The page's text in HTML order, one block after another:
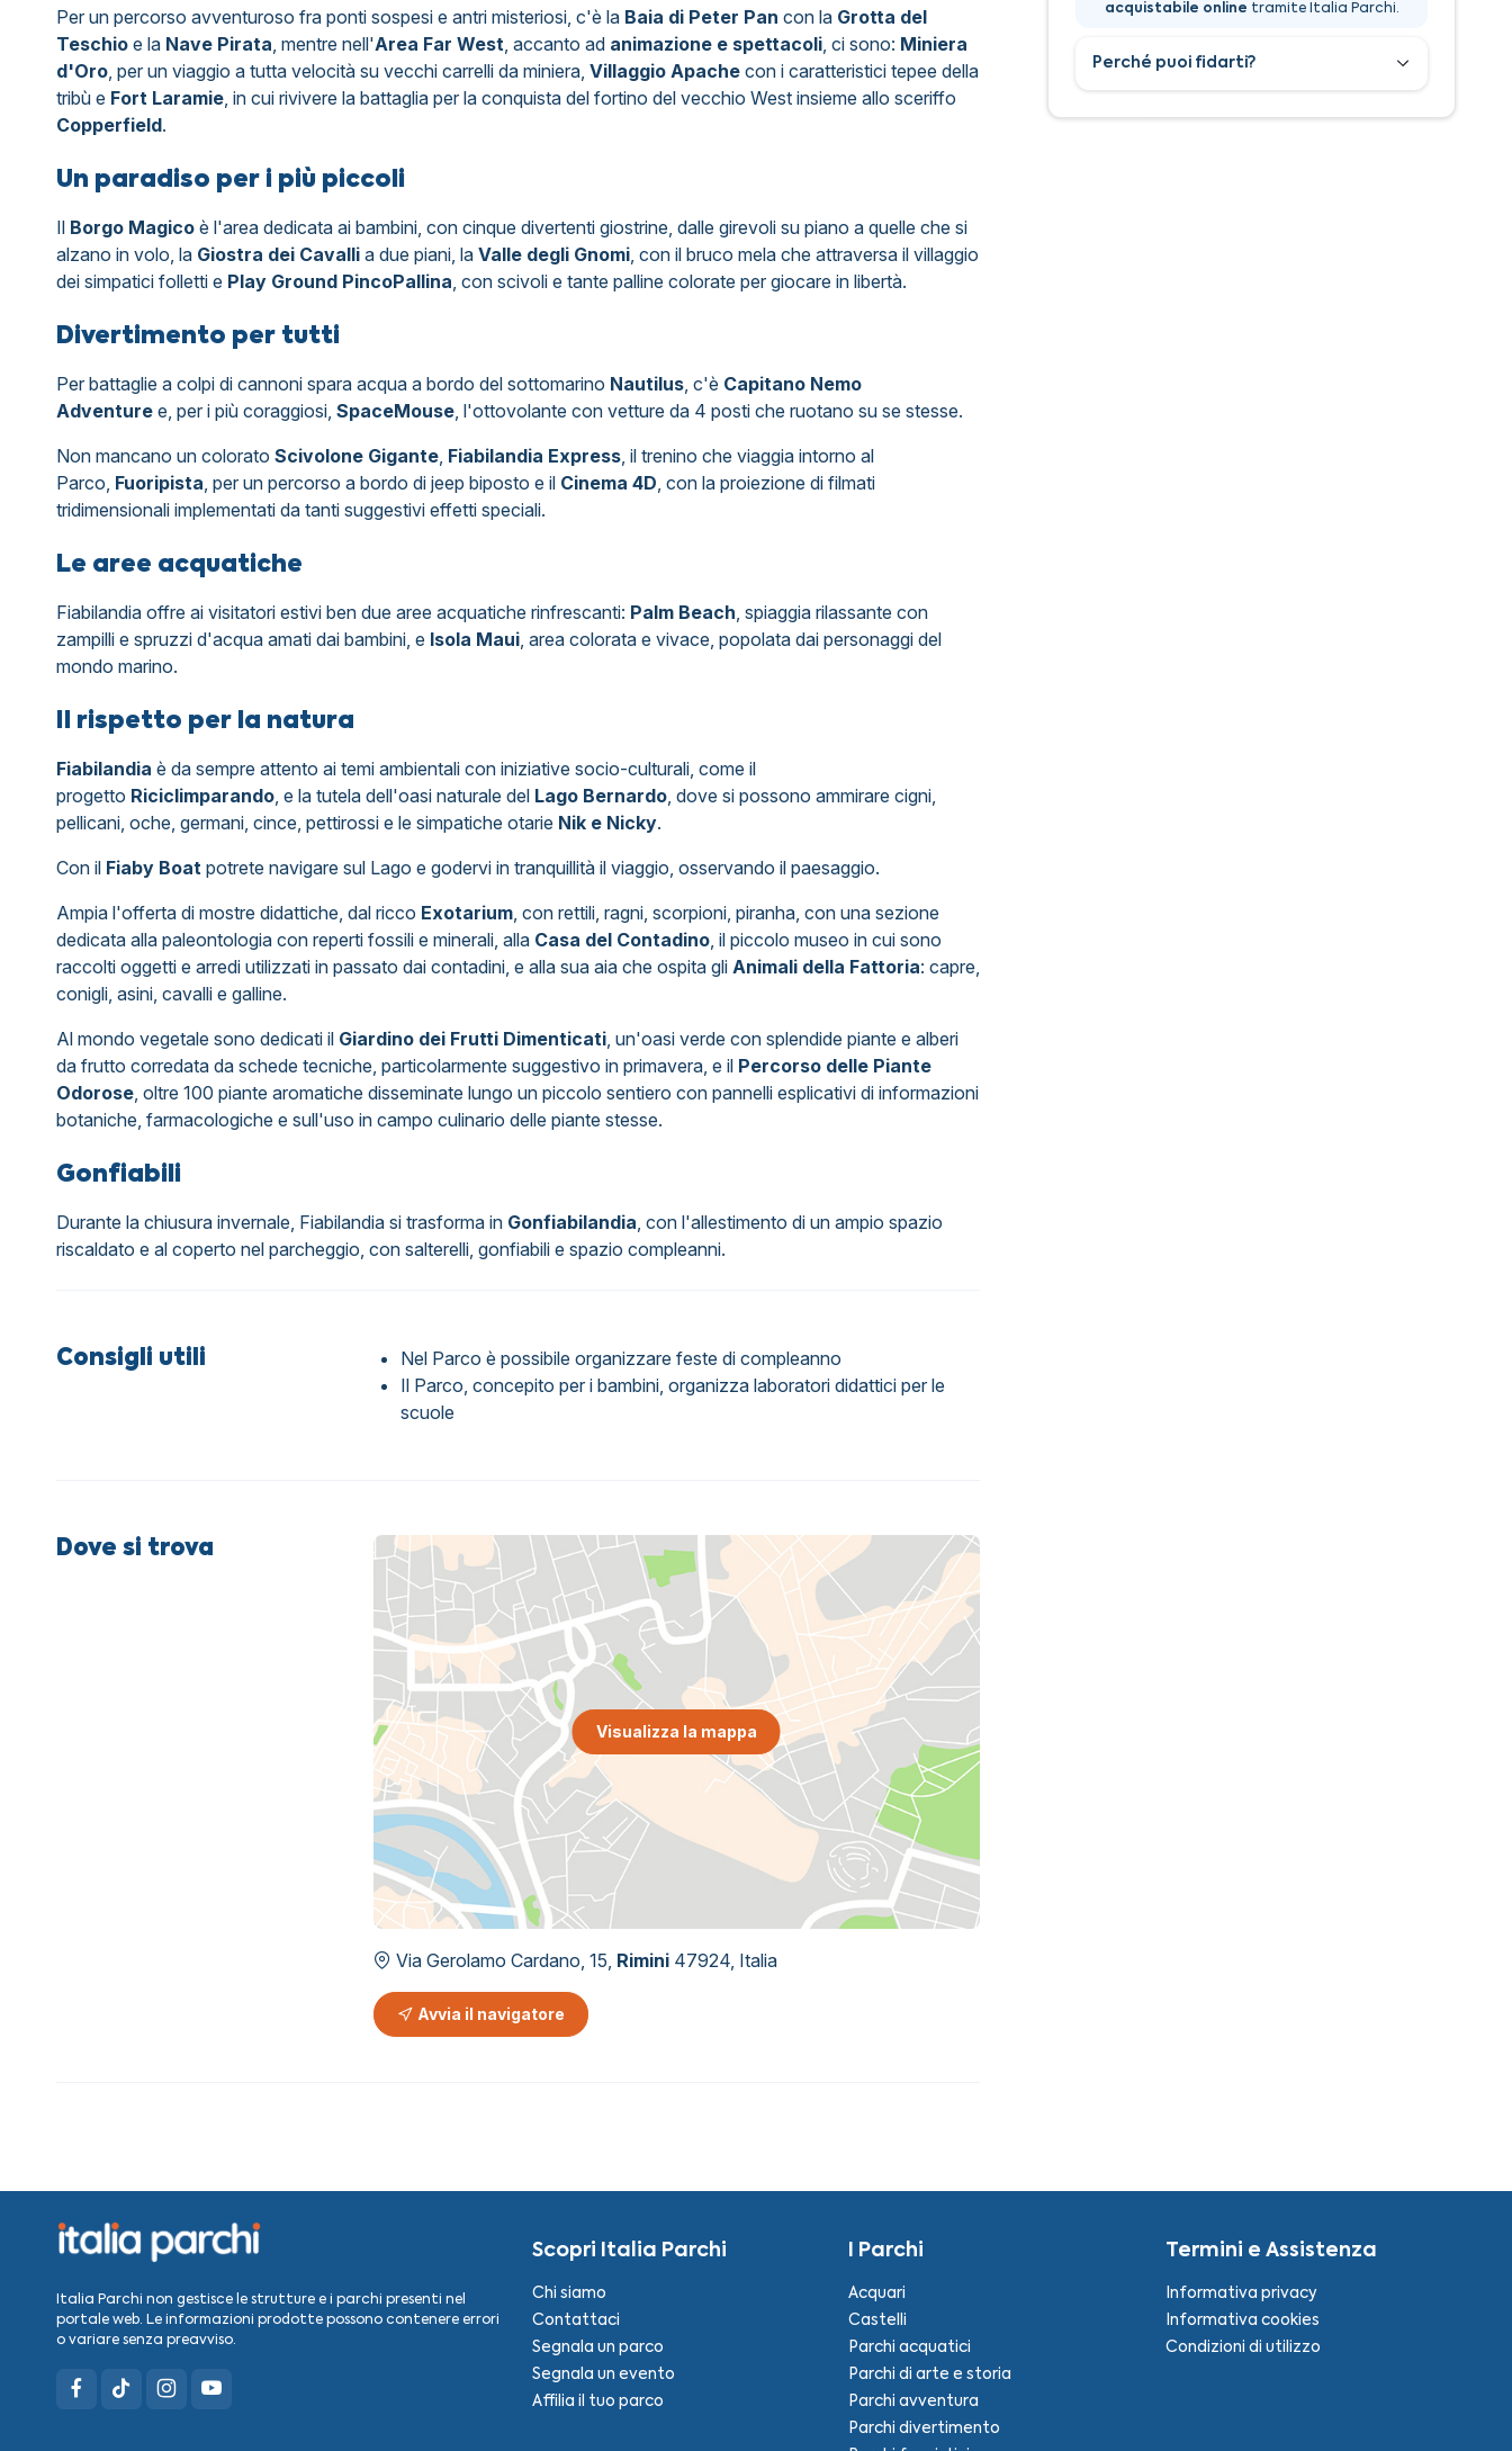
Per un percorso avventuroso fra ponti sospesi e antri misteriosi, c'è la Baia di Peter Pan con la Grotta del
Teschioe la Nave Pirata, mentre nell'Area Far West, accanto ad animazione e spettacoli, ci sono: Miniera
d'Oro, per un viaggio a tutta velocità su vecchi carrelli da miniera, Villaggio Apachecon i caratteristici tepee della
tribù e Fort Laramie, in cui rivivere la battaglia per la conquista del fortino del vecchio West insieme allo sceriffo
Copperfield.
Un paradiso per i più piccoli
Il Borgo Magicoè l'area dedicata ai bambini, con cinque divertenti giostrine, dalle girevoli su piano a quelle che si
alzano in volo, la Giostra dei Cavallia due piani, la Valle degli Gnomi, con il bruco mela che attraversa il villaggio
dei simpatici folletti e Play Ground PincoPallina, con scivoli e tante palline colorate per giocare in libertà.
Divertimento per tutti
Per battaglie a colpi di cannoni spara acqua a bordo del sottomarino Nautilus, c'è Capitano Nemo
Adventuree, per i più coraggiosi, SpaceMouse, l'ottovolante con vetture da 4 posti che ruotano su se stesse.
Non mancano un colorato Scivolone Gigante, Fiabilandia Express, il trenino che viaggia intorno al
Parco, Fuoripista, per un percorso a bordo di jeep biposto e il Cinema 4D, con la proiezione di filmati
tridimensionali implementati da tanti suggestivi effetti speciali.
Le aree acquatiche
Fiabilandia offre ai visitatori estivi ben due aree acquatiche rinfrescanti: Palm Beach, spiaggia rilassante con
zampilli e spruzzi d'acqua amati dai bambini, e Isola Maui, area colorata e vivace, popolata dai personaggi del
mondo marino.
Il rispetto per la natura
Fiabilandia è da sempre attento ai temi ambientali con iniziative socio-culturali, come il
progetto Riciclimparando, e la tutela dell'oasi naturale del Lago Bernardo, dove si possono ammirare cigni,
pellicani, oche, germani, cince, pettirossi e le simpatiche otarie Nik e Nicky.
Con il Fiaby Boatpotrete navigare sul Lago e godervi in tranquillità il viaggio, osservando il paesaggio.
Ampia l'offerta di mostre didattiche, dal ricco Exotarium, con rettili, ragni, scorpioni, piranha, con una sezione
dedicata alla paleontologia con reperti fossili e minerali, alla Casa del Contadino, il piccolo museo in cui sono
raccolti oggetti e arredi utilizzati in passato dai contadini, e alla sua aia che ospita gli Animali della Fattoria: capre,
conigli, asini, cavalli e galline.
Al mondo vegetale sono dedicati ilGiardino dei Frutti Dimenticati, un'oasi verde con splendide piante e alberi
da frutto corredata da schede tecniche, particolarmente suggestivo in primavera, e il Percorso delle Piante
Odorose, oltre 100 piante aromatiche disseminate lungo un piccolo sentiero con pannelli esplicativi di informazioni
botaniche, farmacologiche e sull'uso in campo culinario delle piante stesse.
Gonfiabili
Durante la chiusura invernale, Fiabilandia si trasforma in Gonfiabilandia, con l'allestimento di un ampio spazio
riscaldato e al coperto nel parcheggio, con salterelli, gonfiabili e spazio compleanni.
Consigli utili
Nel Parco è possibile organizzare feste di compleanno
Il Parco, concepito per i bambini, organizza laboratori didattici per le
scuole
Dove si trova
Visualizza la mappa
Via Gerolamo Cardano, 15, Rimini47924, Italia
Avvia il navigatore
acquistabile online tramite Italia Parchi.
Perché puoi fidarti?
Italia Parchi non gestisce le strutture e i parchi presenti nel
portale web. Le informazioni prodotte possono contenere errori
o variare senza preavviso.
Scopri Italia Parchi
Chi siamo
Contattaci
Segnala un parco
Segnala un evento
Affilia il tuo parco
I Parchi
Acquari
Castelli
Parchi acquatici
Parchi di arte e storia
Parchi avventura
Parchi divertimento
Termini e Assistenza
Informativa privacy
Informativa cookies
Condizioni di utilizzo